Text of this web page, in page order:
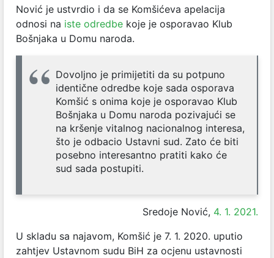
Nović je ustvrdio i da se Komšićeva apelacija
odnosi na iste odredbe koje je osporavao Klub
Bošnjaka u Domu naroda.
Dovoljno je primijetiti da su potpuno
identične odredbe koje sada osporava
Komšić s onima koje je osporavao Klub
Bošnjaka u Domu naroda pozivajući se
na kršenje vitalnog nacionalnog interesa,
što je odbacio Ustavni sud. Zato će biti
posebno interesantno pratiti kako će
sud sada postupiti.
Sredoje Nović, 4. 1. 2021.
U skladu sa najavom, Komšić je 7. 1. 2020. uputio
zahtjev Ustavnom sudu BiH za ocjenu ustavnosti